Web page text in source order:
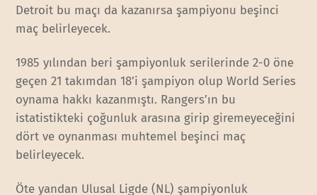
Detroit bu maçı da kazanırsa şampiyonu beşinci
maç belirleyecek.
1985 yılından beri şampiyonluk serilerinde 2-0 öne
geçen 21 takımdan 18’i şampiyon olup World Series
oynama hakkı kazanmıştı. Rangers’ın bu
istatistikteki çoğunluk arasına girip giremeyeceğini
dört ve oynanması muhtemel beşinci maç
belirleyecek.
Öte yandan Ulusal Ligde (NL) şampiyonluk